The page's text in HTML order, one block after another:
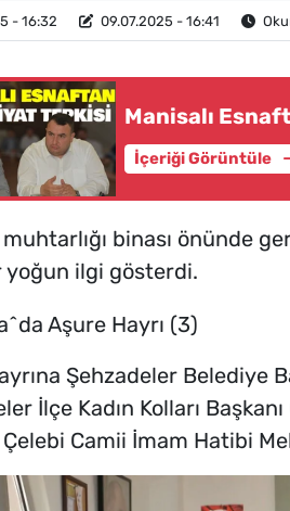
- 16:32 09.07.2025 - 16:41
Manisalı
İçeriği Görüntüle
binası önünde
yoğun ilgi gösterdi.
Şehzadeler Belediye
İlçe Kadın Kolları
Camii İmam Hatibi